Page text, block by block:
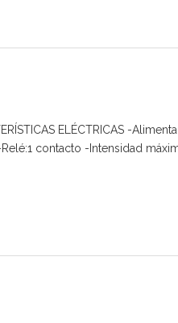
ELÉCTRICAS -
contacto -Intensidad